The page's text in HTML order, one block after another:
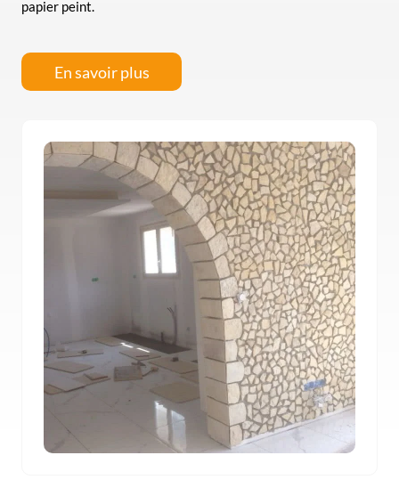
papier peint.
En savoir plus